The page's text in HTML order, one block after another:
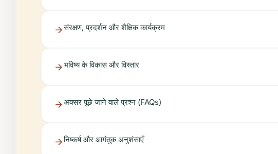
संरक्षण, प्रदर्शन और शैक्षिक कार्यक्रम
भविष्य के विकास और विस्तार
अक्सर पूछे जाने वाले प्रश्न (FAQs)
निष्कर्ष और आगंतुक अनुशंसाएँ